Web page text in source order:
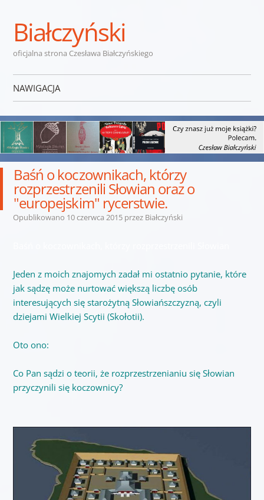
Białczyński
oficjalna strona Czesława Białczyńskiego
NAWIGACJA
Baśń o koczownikach, którzy
rozprzestrzenili Słowian oraz o
"europejskim" rycerstwie.
Opublikowano 10 czerwca 2015przez Białczyński
Jeden z moich znajomych zadał mi ostatnio pytanie, które
jak sądzę może nurtować większą liczbę osób
interesujących się starożytną Słowiańszczyzną, czyli
dziejami Wielkiej Scytii (Skołotii).
Oto ono:
Co Pan sądzi o teorii, że rozprzestrzenianiu się Słowian
przyczynili się koczownicy?